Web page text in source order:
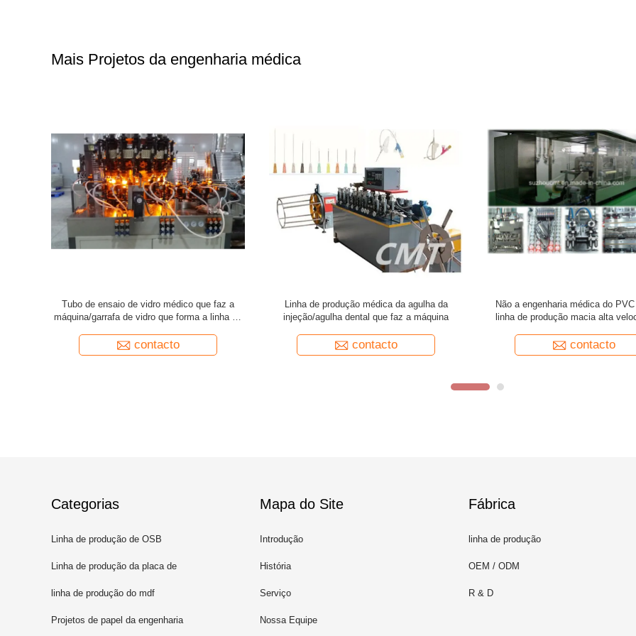
Mais Projetos da engenharia médica
A engenharia médica projeta a linha de
produção da garrafa da ampola/a máquina da
contacto
Emplastro de poupança de energia da atadura
de Paris que faz a máquina/linha de produção
contacto
Canal móvel esperto da
detecção da temperatura da
contacto
Categorias
Linha de produção de OSB
Linha de produção da placa de
partícula
linha de produção do mdf
Projetos de papel da engenharia
Mapa do Site
Introdução
História
Serviço
Nossa Equipe
Fábrica
linha de produção
OEM / ODM
R & D